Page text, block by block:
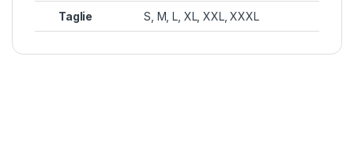
Taglie S, M, L, XL, XXL, XXXL